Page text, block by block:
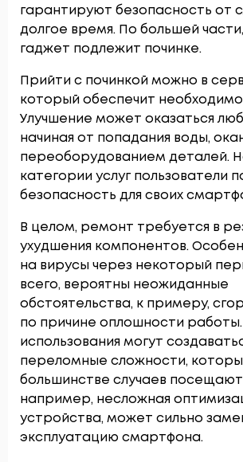
гарантируют безопасность от
долгое время. По большей
гаджет подлежит починке.
Прийти с починкой можно в
который обеспечит
Улучшение может оказаться
начиная от попадания воды,
переоборудованием деталей.
категории услуг пользователи
безопасность для своих
В целом, ремонт требуется в
ухудшения компонентов.
на вирусы через некоторый
всего, вероятны неожиданные
обстоятельства, к примеру,
по причине оплошности
использования могут
переломные сложности,
большинстве случаев
например, несложная
устройства, может сильно
эксплуатацию смартфона.